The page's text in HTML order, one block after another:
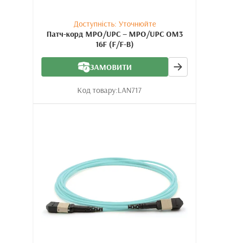
Доступність: Уточнюйте
Патч-корд MPO/UPC – MPO/UPC OM3
16F (F/F-B)
ЗАМОВИТИ
Код товару:LAN717